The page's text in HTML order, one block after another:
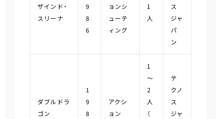
ザインド・
スリーナ
9
8
6
ョンシ
ューテ
ィング
1
人
ス
ジャ
パ
ン
ダブルドラ
ゴン
1
9
8
アクシ
ョン
1
～
2
人
（
テ
クノ
ス
ジャ